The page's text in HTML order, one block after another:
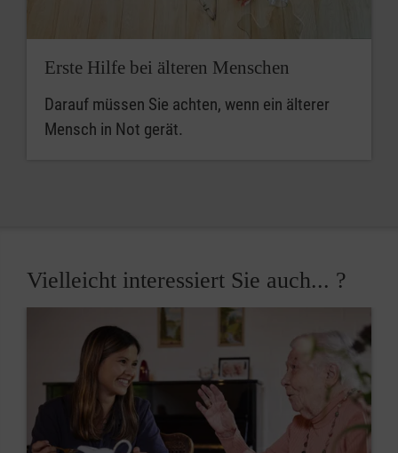
Erste Hilfe bei älteren Menschen
Darauf müssen Sie achten, wenn ein älterer
Mensch in Not gerät.
Vielleicht interessiert Sie auch... ?